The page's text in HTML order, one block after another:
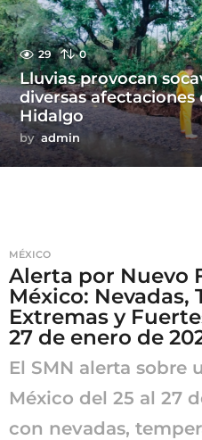
29 0
Lluvias provocan
diversas afectaciones
Hidalgo
by admin
MÉXICO
Alerta por Nuevo
México: Nevadas,
Extremas y
27 de enero de
El SMN alerta sobre
México del 25 al 27
con nevadas,